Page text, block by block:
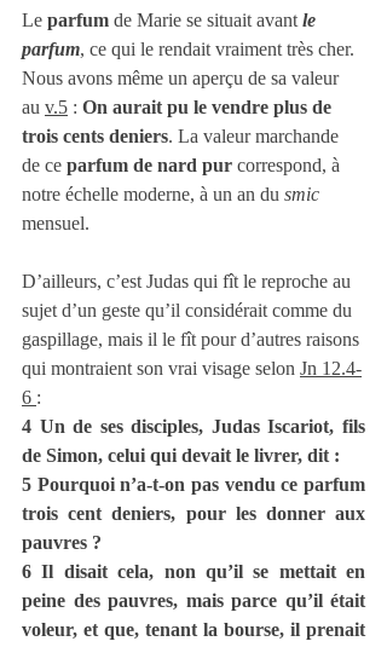
Le parfum de Marie se situait avant le
parfum, ce qui le rendait vraiment très cher.
Nous avons même un aperçu de sa valeur
au v.5 : On aurait pu le vendre plus de
trois cents deniers. La valeur marchande
de ce parfum de nard pur correspond, à
notre échelle moderne, à un an du smic
mensuel.
D’ailleurs, c’est Judas qui fît le reproche au
sujet d’un geste qu’il considérait comme du
gaspillage, mais il le fît pour d’autres raisons
qui montraient son vrai visage selon Jn 12.4-
6 :
4 Un de ses disciples, Judas Iscariot, fils
de Simon, celui qui devait le livrer, dit :
5 Pourquoi n’a-t-on pas vendu ce parfum
trois cent deniers, pour les donner aux
pauvres ?
6 Il disait cela, non qu’il se mettait en
peine des pauvres, mais parce qu’il était
voleur, et que, tenant la bourse, il prenait